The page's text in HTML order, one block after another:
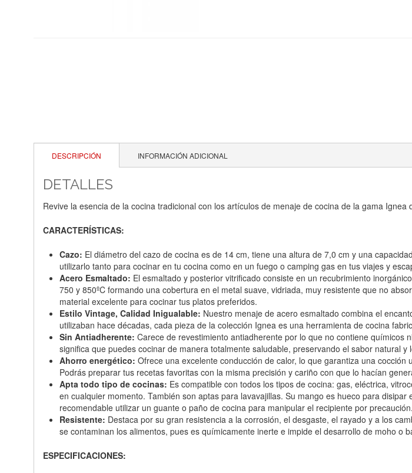
DESCRIPCIÓN INFORMACIÓN ADICIONAL
DETALLES
Revive la esencia de la cocina tradicional con los artículos de menaje de cocina de la gama Ignea
CARACTERÍSTICAS:
Cazo: El diámetro del cazo de cocina es de 14 cm, tiene una altura de 7,0 cm y una
utilizarlo tanto para cocinar en tu cocina como en un fuego o camping gas en tus viajes y
Acero Esmaltado: El esmaltado y posterior vitrificado consiste en un recubrimiento
750 y 850ºC formando una cobertura en el metal suave, vidriada, muy resistente que no
material excelente para cocinar tus platos preferidos.
Estilo Vintage, Calidad Inigualable: Nuestro menaje de acero esmaltado combina el
utilizaban hace décadas, cada pieza de la colección Ignea es una herramienta de cocina
Sin Antiadherente: Carece de revestimiento antiadherente por lo que no contiene químicos
significa que puedes cocinar de manera totalmente saludable, preservando el sabor natural y
Ahorro energético: Ofrece una excelente conducción de calor, lo que garantiza una
Podrás preparar tus recetas favoritas con la misma precisión y cariño con que lo hacían
Apta todo tipo de cocinas: Es compatible con todos los tipos de cocina: gas, eléctrica,
en cualquier momento. También son aptas para lavavajillas. Su mango es hueco para
recomendable utilizar un guante o paño de cocina para manipular el recipiente por precaución.
Resistente: Destaca por su gran resistencia a la corrosión, el desgaste, el rayado y a los
se contaminan los alimentos, pues es químicamente inerte e impide el desarrollo de moho o
ESPECIFICACIONES: